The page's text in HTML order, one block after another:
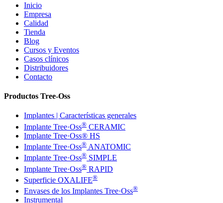
Inicio
Empresa
Calidad
Tienda
Blog
Cursos y Eventos
Casos clínicos
Distribuidores
Contacto
Productos Tree-Oss
Implantes | Características generales
Implante Tree·Oss® CERAMIC
Implante Tree·Oss® HS
Implante Tree·Oss® ANATOMIC
Implante Tree·Oss® SIMPLE
Implante Tree·Oss® RAPID
Superficie OXALIFE®
Envases de los Implantes Tree·Oss®
Instrumental